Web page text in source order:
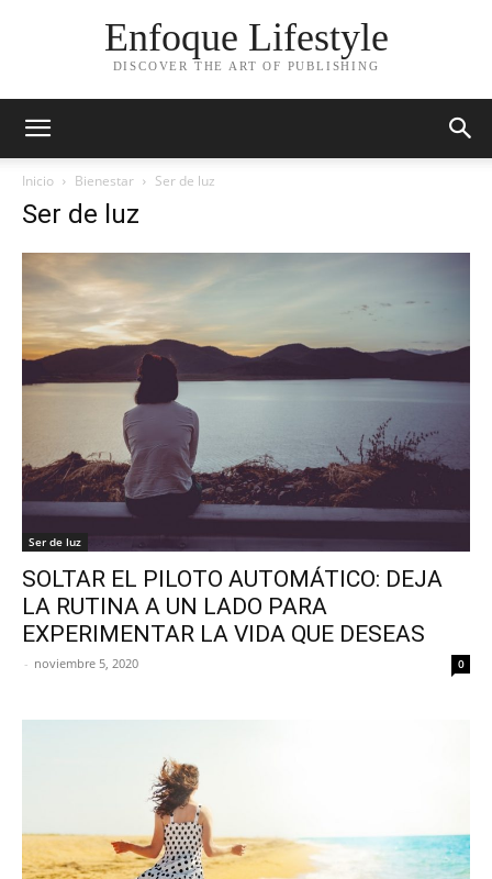
Enfoque Lifestyle
DISCOVER THE ART OF PUBLISHING
Inicio Bienestar Ser de luz
Ser de luz
Ser de luz
SOLTAR EL PILOTO AUTOMÁTICO: DEJA
LA RUTINA A UN LADO PARA
EXPERIMENTAR LA VIDA QUE DESEAS
- noviembre 5, 2020 0